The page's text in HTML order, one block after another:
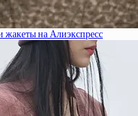
на Алиэкспресс